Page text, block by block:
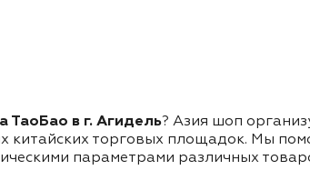
ТаоБао в г. Агидель? Азия шоп
китайских торговых площадок. Мы
параметрами различных